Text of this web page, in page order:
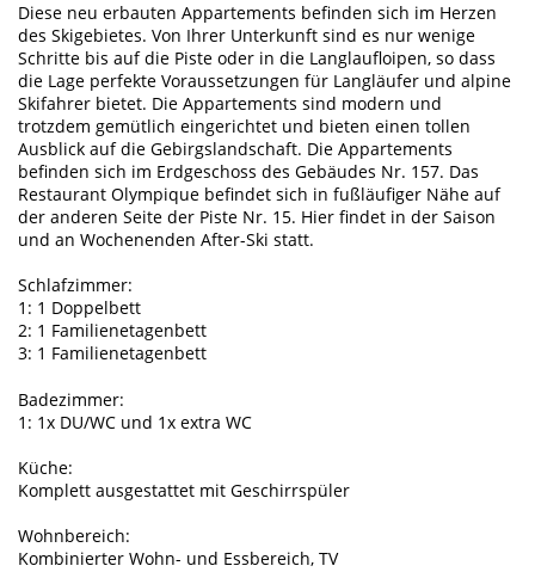
Diese neu erbauten Appartements befinden sich im Herzen
des Skigebietes. Von Ihrer Unterkunft sind es nur wenige
Schritte bis auf die Piste oder in die Langlaufloipen, so dass
die Lage perfekte Voraussetzungen für Langläufer und alpine
Skifahrer bietet. Die Appartements sind modern und
trotzdem gemütlich eingerichtet und bieten einen tollen
Ausblick auf die Gebirgslandschaft. Die Appartements
befinden sich im Erdgeschoss des Gebäudes Nr. 157. Das
Restaurant Olympique befindet sich in fußläufiger Nähe auf
der anderen Seite der Piste Nr. 15. Hier findet in der Saison
und an Wochenenden After-Ski statt.
Schlafzimmer:
1: 1 Doppelbett
2: 1 Familienetagenbett
3: 1 Familienetagenbett
Badezimmer:
1: 1x DU/WC und 1x extra WC
Küche:
Komplett ausgestattet mit Geschirrspüler
Wohnbereich:
Kombinierter Wohn- und Essbereich, TV